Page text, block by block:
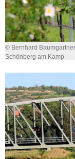
© Bernhard Baumgartner
Schönberg am Kamp